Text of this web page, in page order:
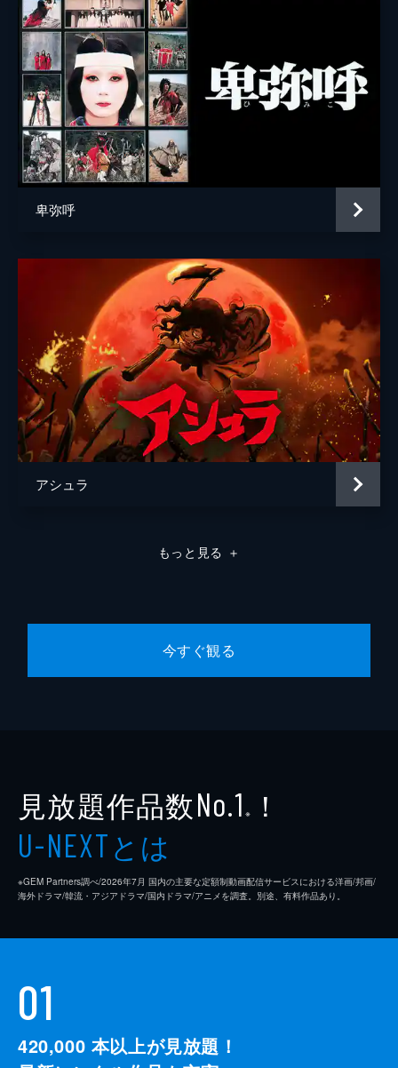
卑弥呼
アシュラ
もっと見る ＋
今すぐ観る
見放題作品数No.1 ※ ！
U-NEXTとは
※GEM Partners調べ/2026年7⽉ 国内の主要な定額制動画配信サービスにおける洋画/邦画/
海外ドラマ/韓流・アジアドラマ/国内ドラマ/アニメを調査。別途、有料作品あり。
01
420,000 本以上が見放題！